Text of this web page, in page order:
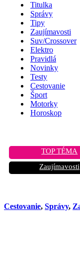
Titulka
Správy
Tipy
Zaujímavosti
Suv/Crossover
Elektro
Pravidlá
Novinky
Testy
Cestovanie
Šport
Motorky
Horoskop
TOP TÉMA
Zaujímavosti
Cestovanie, Správy,